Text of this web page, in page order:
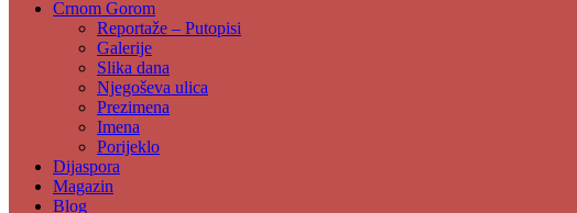
Crnom Gorom
Reportaže – Putopisi
Galerije
Slika dana
Njegoševa ulica
Prezimena
Imena
Porijeklo
Dijaspora
Magazin
Blog